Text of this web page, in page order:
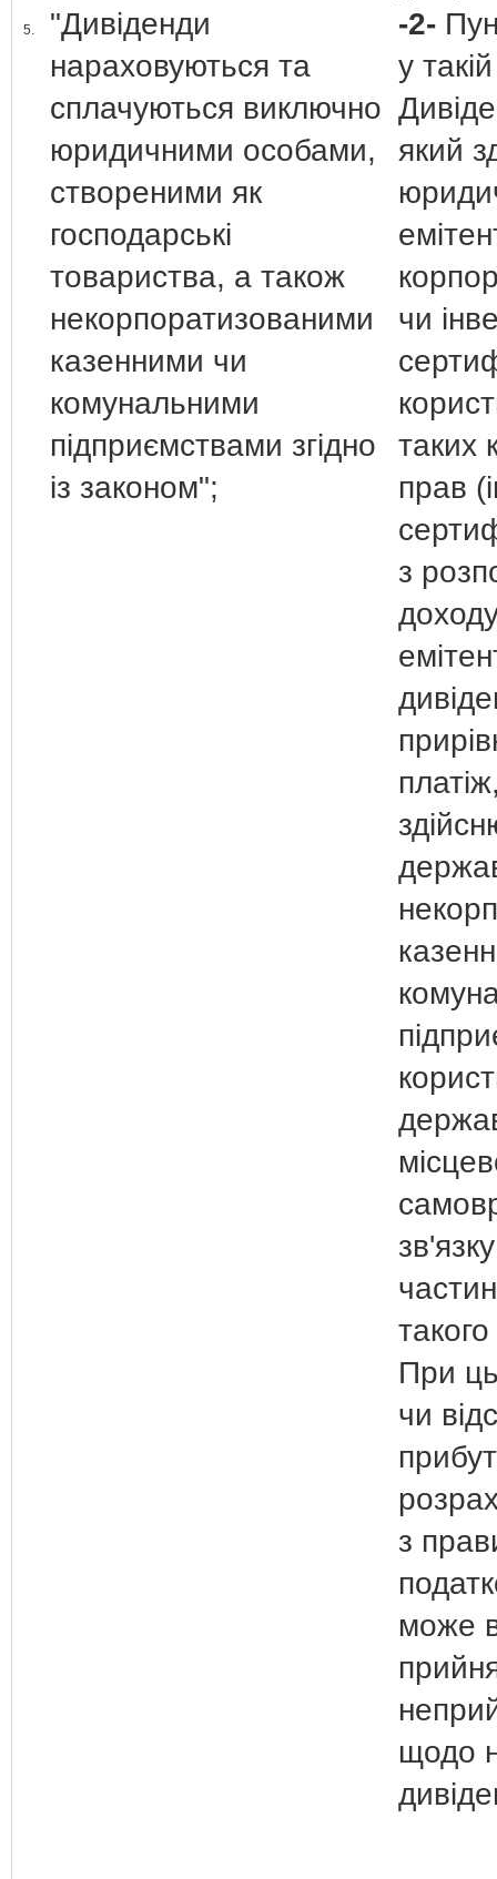
5.
"Дивіденди
нараховуються та
сплачуються виключно
юридичними особами,
створеними як
господарські
товариства, а також
некорпоратизованими
казенними чи
комунальними
підприємствами згідно
із законом";
-2-
у
який
чи
таких
прав
з
При
чи
з
може
щодо